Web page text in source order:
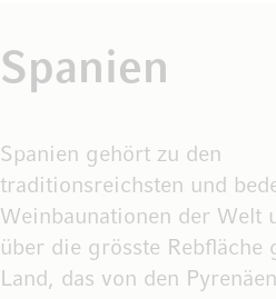
Spanien
Spanien gehört zu den
traditionsreichsten und
Weinbaunationen der Welt
über die grösste Rebfläche
Land, das von den